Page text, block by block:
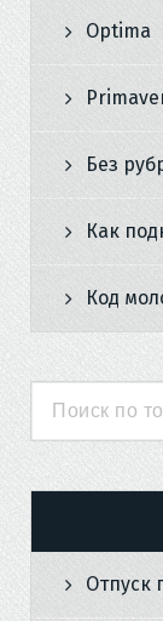
Optima
Без
Как
Код
Отпуск